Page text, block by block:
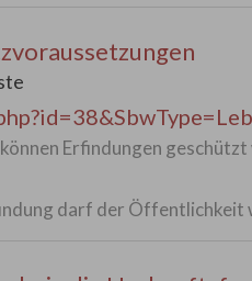
Erfindungen
darf der Öffentlichkeit